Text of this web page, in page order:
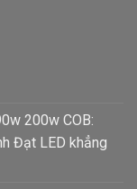
200w COB:
Đạt LED khẳng